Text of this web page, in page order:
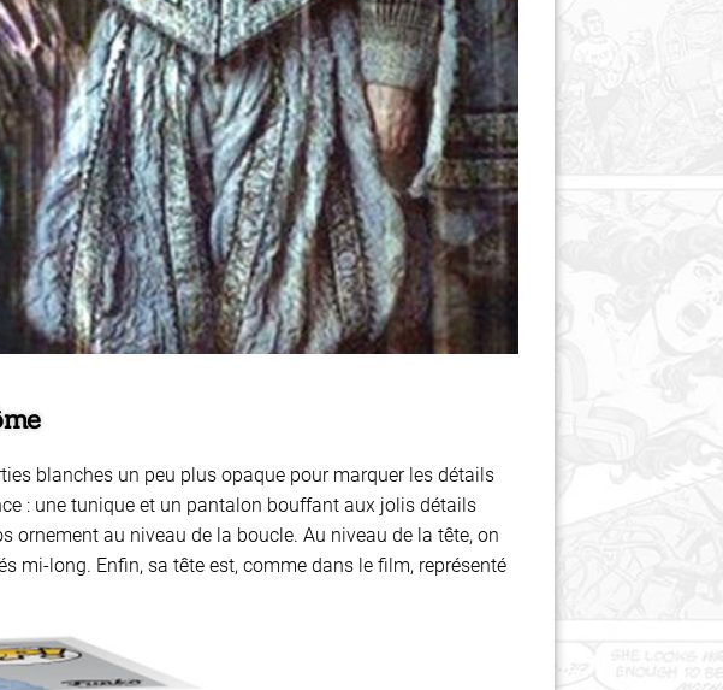
blanches un peu plus opaque pour marquer les détails
: une tunique et un pantalon bouffant aux jolis détails
ornement au niveau de la boucle. Au niveau de la tête, on
mi-long. Enfin, sa tête est, comme dans le film, représenté